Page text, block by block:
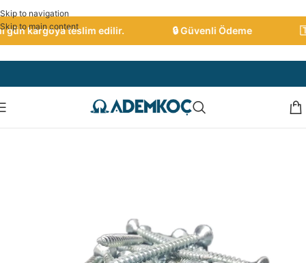
Skip to navigation
Skip to main content
kargoya teslim edilir. 🔒 Güvenli Ödeme